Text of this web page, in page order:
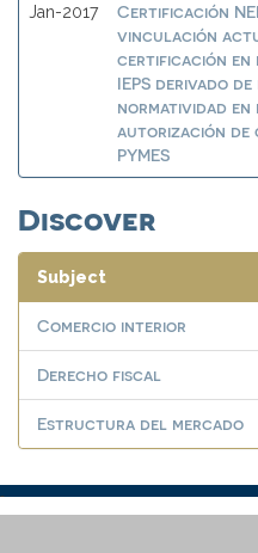
Jan-2017
Certificación
vinculación
certificación en
IEPS derivado
normatividad
autorización de
PYMES
Discover
Subject
Comercio interior
Derecho fiscal
Estructura del mercado